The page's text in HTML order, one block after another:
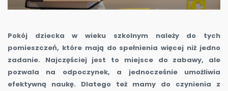
Pokój dziecka w wieku szkolnym należy do tych
pomieszczeń, które mają do spełnienia więcej niż jedno
zadanie. Najczęściej jest to miejsce do zabawy, ale
pozwala na odpoczynek, a jednocześnie umożliwia
efektywną naukę. Dlatego też mamy do czynienia z